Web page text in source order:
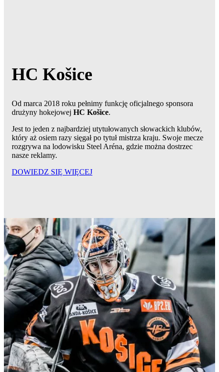
HC Košice
Od marca 2018 roku pełnimy funkcję oficjalnego sponsora
drużyny hokejowej HC Košice.
Jest to jeden z najbardziej utytułowanych słowackich klubów,
który aż osiem razy sięgał po tytuł mistrza kraju. Swoje mecze
rozgrywa na lodowisku Steel Aréna, gdzie można dostrzec
nasze reklamy.
DOWIEDZ SIĘ WIĘCEJ